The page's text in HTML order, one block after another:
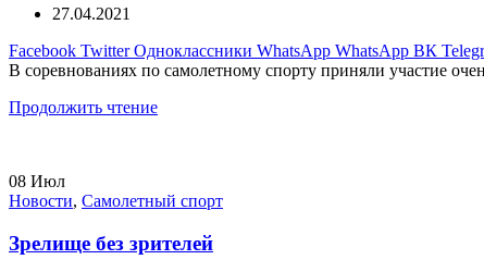
27.04.2021
Facebook Twitter Одноклассники WhatsApp WhatsApp ВК
В соревнованиях по самолетному спорту приняли участие
Продолжить чтение
08 Июл
Новости, Самолетный спорт
Зрелище без зрителей